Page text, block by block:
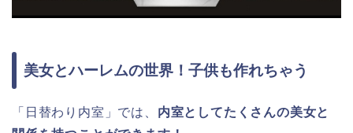
美女とハーレムの世界！子供も作れちゃう
「日替わり内室」では、 内室としてたくさんの美女と